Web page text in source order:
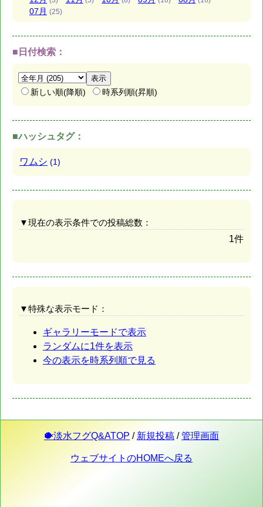
07月 (25)
■日付検索：
新しい順(降順) 時系列順(昇順)
■ハッシュタグ：
ワムシ (1)
▼現在の表示条件での投稿総数：
1件
▼特殊な表示モード：
ギャラリーモードで表示
ランダムに1件を表示
今の表示を時系列順で見る
🐡淡水フグQ&ATOP / 新規投稿 /管理画面
ウェブサイトのHOMEへ戻る